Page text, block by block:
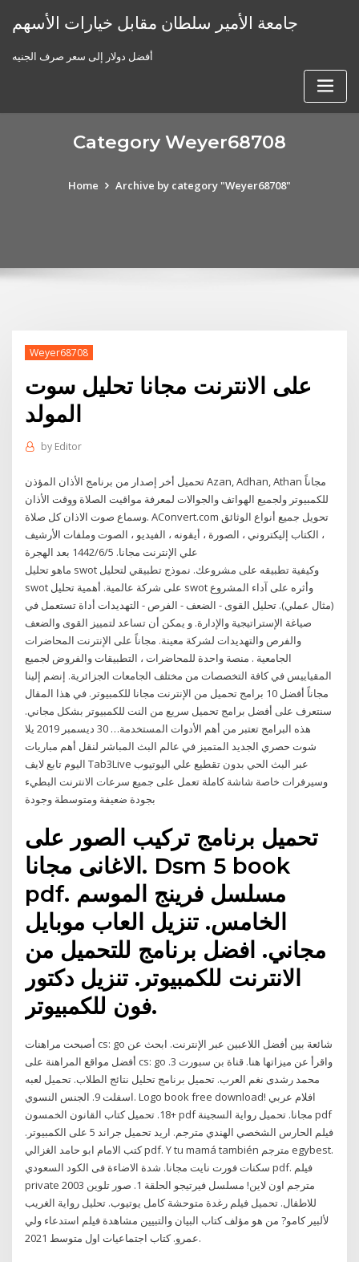
جامعة الأمير سلطان مقابل خيارات الأسهم
أفضل دولار إلى سعر صرف الجنيه
Category Weyer68708
Home Archive by category "Weyer68708"
Weyer68708
على الانترنت مجانا تحليل سوت
المولد
by Editor
تحميل أخر إصدار من برنامج الأذان المؤذن Azan, Adhan, Athan مجاناً
للكمبيوتر ولجميع الهواتف والجوالات لمعرفة مواقيت الصلاة ووقت الأذان
وسماع صوت الاذان كل صلاة. AConvert.com تحويل جميع أنواع الوثائق
، الكتاب إليكتروني ، الصورة ، أيقونه ، الفيديو ، الصوت وملفات الأرشيف
علي الإنترنت مجانا. 5‏‏/6‏‏/1442 بعد الهجرة
ماهو تحليل swot وكيفية تطبيقه على مشروعك. نموذج تطبيقي لتحليل
swot على شركة عالمية. أهمية تحليل swot وأثره على آداء المشروع
(مثال عملي). تحليل القوى - الضعف - الفرص - التهديدات أداة تستعمل في
صياغة الإستراتيجية والإدارة. و يمكن أن تساعد لتمييز القوى والضعف
والفرص والتهديدات لشركة معينة. مجاناً على الإنترنت المحاضرات
الجامعية . منصة واحدة للمحاضرات ، التطبيقات والفروض لجميع
المقياييس في كافة التخصصات من مختلف الجامعات الجزائرية. إنضم إلينا
مجاناً أفضل 10 برامج تحميل من الإنترنت مجانا للكمبيوتر. في هذا المقال
سنتعرف على أفضل برامج تحميل سريع من النت للكمبيوتر بشكل مجاني.
هذه البرامج تعتبر من أهم الأدوات المستخدمة… 30 ديسمبر 2019 يلا
شوت حصري الجديد المتميز في عالم البث المباشر لنقل أهم مباريات
اليوم تابع لايف Tab3Live عبر البث الحي بدون تقطيع علي اليوتيوب
وسيرفرات خاصة شاشة كاملة تعمل على جميع سرعات الانترنت البطيء
بجودة ضعيفة ومتوسطة وجودة
تحميل برنامج تركيب الصور على
الاغانى مجانا. Dsm 5 book
pdf. مسلسل فرينج الموسم
الخامس. تنزيل العاب موبايل
مجاني. افضل برنامج للتحميل من
الانترنت للكمبيوتر. تنزيل دكتور
فون للكمبيوتر.
أصبحت مراهنات cs: go شائعة بين أفضل اللاعبين عبر الإنترنت. ابحث عن
أفضل مواقع المراهنة على cs: go واقرأ عن ميزاتها هنا. قناة بن سبورت 3.
محمد رشدى نغم العرب. تحميل برنامج تحليل نتائج الطلاب. تحميل لعبه
اسفلت 9. الجنس النسوي. Logo book free download! افلام عربي
+18. تحميل كتاب القانون الخمسون pdf مجانا. تحميل رواية السجينة pdf
فيلم الحارس الشخصي الهندي مترجم. اريد تحميل جراند 5 على الكمبيوتر.
كتب الامام ابو حامد الغزالي pdf. Y tu mamá también مترجم egybest.
سكنات فورت نايت مجانا. شدة الاضاءة فى الكود السعودي pdf. فيلم
private 2003 مترجم اون لاين! مسلسل فيرتيجو الحلقة 1. صور تلوين
للاطفال. تحميل فيلم رغدة متوحشة كامل يوتيوب. تحليل رواية الغريب
لألبير كامو? من هو مؤلف كتاب البيان والتبيين مشاهدة فيلم استدعاء ولي
عمرو. كتاب اجتماعيات اول متوسط 2021.